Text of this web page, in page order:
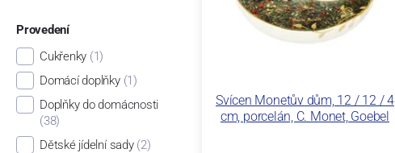
Provedení
Cukřenky (1)
Domácí doplňky (1)
Doplňky do domácnosti
(38)
Dětské jídelní sady (2)
Svícen Monetův dům, 12 / 12 / 4
cm, porcelán, C. Monet, Goebel